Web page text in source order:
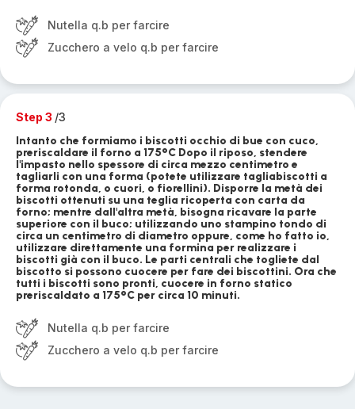
Nutella q.b per farcire
Zucchero a velo q.b per farcire
Step 3 /3
Intanto che formiamo i biscotti occhio di bue con cuco,
preriscaldare il forno a 175°C Dopo il riposo, stendere
l'impasto nello spessore di circa mezzo centimetro e
tagliarli con una forma (potete utilizzare tagliabiscotti a
forma rotonda, o cuori, o fiorellini). Disporre la metà dei
biscotti ottenuti su una teglia ricoperta con carta da
forno; mentre dall'altra metà, bisogna ricavare la parte
superiore con il buco; utilizzando uno stampino tondo di
circa un centimetro di diametro oppure, come ho fatto io,
utilizzare direttamente una formina per realizzare i
biscotti già con il buco. Le parti centrali che togliete dal
biscotto si possono cuocere per fare dei biscottini. Ora che
tutti i biscotti sono pronti, cuocere in forno statico
preriscaldato a 175°C per circa 10 minuti.
Nutella q.b per farcire
Zucchero a velo q.b per farcire